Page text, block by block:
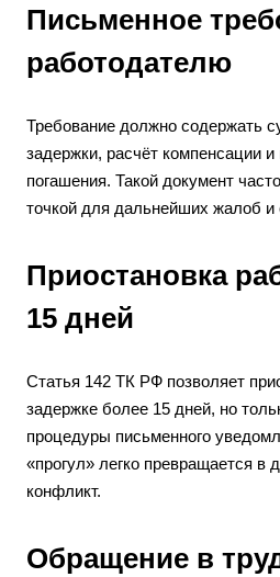
Письменное
работодателю
Требование должно содержать
задержки, расчёт компенсации
погашения. Такой документ
точкой для дальнейших жалоб и
Приостановка
15 дней
Статья 142 ТК РФ позволяет
задержке более 15 дней, но
процедуры письменного
«прогул» легко превращается в
конфликт.
Обращение в